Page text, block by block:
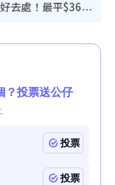
唱K推介2026︱全港13大卡啦OK好去處！最平$36起 日文K都有！(附地址+收費詳情)